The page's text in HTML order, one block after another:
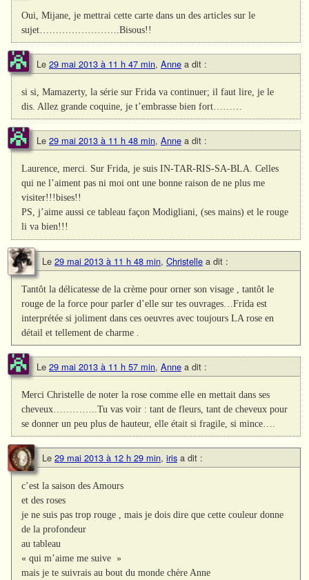
Oui, Mijane, je mettrai cette carte dans un des articles sur le
sujet…………………….Bisous!!
Le 29 mai 2013 à 11 h 47 min, Anne a dit :
si si, Mamazerty, la série sur Frida va continuer; il faut lire, je le
dis. Allez grande coquine, je t’embrasse bien fort………
Le 29 mai 2013 à 11 h 48 min, Anne a dit :
Laurence, merci. Sur Frida, je suis IN-TAR-RIS-SA-BLA. Celles
qui ne l’aiment pas ni moi ont une bonne raison de ne plus me
visiter!!!bises!!
PS, j’aime aussi ce tableau façon Modigliani, (ses mains) et le rouge
li va bien!!!
Le 29 mai 2013 à 11 h 48 min, Christelle a dit :
Tantôt la délicatesse de la crème pour orner son visage , tantôt le
rouge de la force pour parler d’elle sur tes ouvrages…Frida est
interprétée si joliment dans ces oeuvres avec toujours LA rose en
détail et tellement de charme .
Le 29 mai 2013 à 11 h 57 min, Anne a dit :
Merci Christelle de noter la rose comme elle en mettait dans ses
cheveux…………..Tu vas voir : tant de fleurs, tant de cheveux pour
se donner un peu plus de hauteur, elle était si fragile, si mince….
Le 29 mai 2013 à 12 h 29 min, iris a dit :
c’est la saison des Amours
et des roses
je ne suis pas trop rouge , mais je dois dire que cette couleur donne
de la profondeur
au tableau
« qui m’aime me suive »
mais je te suivrais au bout du monde chère Anne